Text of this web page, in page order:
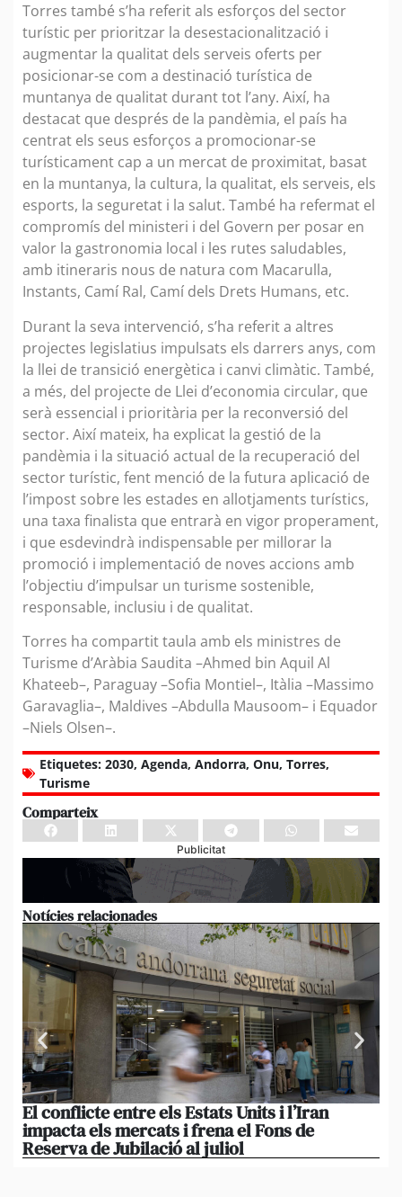
Torres també s’ha referit als esforços del sector
turístic per prioritzar la desestacionalització i
augmentar la qualitat dels serveis oferts per
posicionar-se com a destinació turística de
muntanya de qualitat durant tot l’any. Així, ha
destacat que després de la pandèmia, el país ha
centrat els seus esforços a promocionar-se
turísticament cap a un mercat de proximitat, basat
en la muntanya, la cultura, la qualitat, els serveis, els
esports, la seguretat i la salut. També ha refermat el
compromís del ministeri i del Govern per posar en
valor la gastronomia local i les rutes saludables,
amb itineraris nous de natura com Macarulla,
Instants, Camí Ral, Camí dels Drets Humans, etc.
Durant la seva intervenció, s’ha referit a altres
projectes legislatius impulsats els darrers anys, com
la llei de transició energètica i canvi climàtic. També,
a més, del projecte de Llei d’economia circular, que
serà essencial i prioritària per la reconversió del
sector. Així mateix, ha explicat la gestió de la
pandèmia i la situació actual de la recuperació del
sector turístic, fent menció de la futura aplicació de
l’impost sobre les estades en allotjaments turístics,
una taxa finalista que entrarà en vigor properament,
i que esdevindrà indispensable per millorar la
promoció i implementació de noves accions amb
l’objectiu d’impulsar un turisme sostenible,
responsable, inclusiu i de qualitat.
Torres ha compartit taula amb els ministres de
Turisme d’Aràbia Saudita –Ahmed bin Aquil Al
Khateeb–, Paraguay –Sofia Montiel–, Itàlia –Massimo
Garavaglia–, Maldives –Abdulla Mausoom– i Equador
–Niels Olsen–.
Etiquetes: 2030, Agenda, Andorra, Onu, Torres,
Turisme
Comparteix
Publicitat
Notícies relacionades
El conflicte entre els Estats Units i l’Iran
impacta els mercats i frena el Fons de
Reserva de Jubilació al juliol